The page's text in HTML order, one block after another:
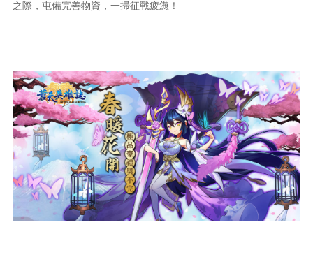
之際，屯備完善物資，一掃征戰疲憊！